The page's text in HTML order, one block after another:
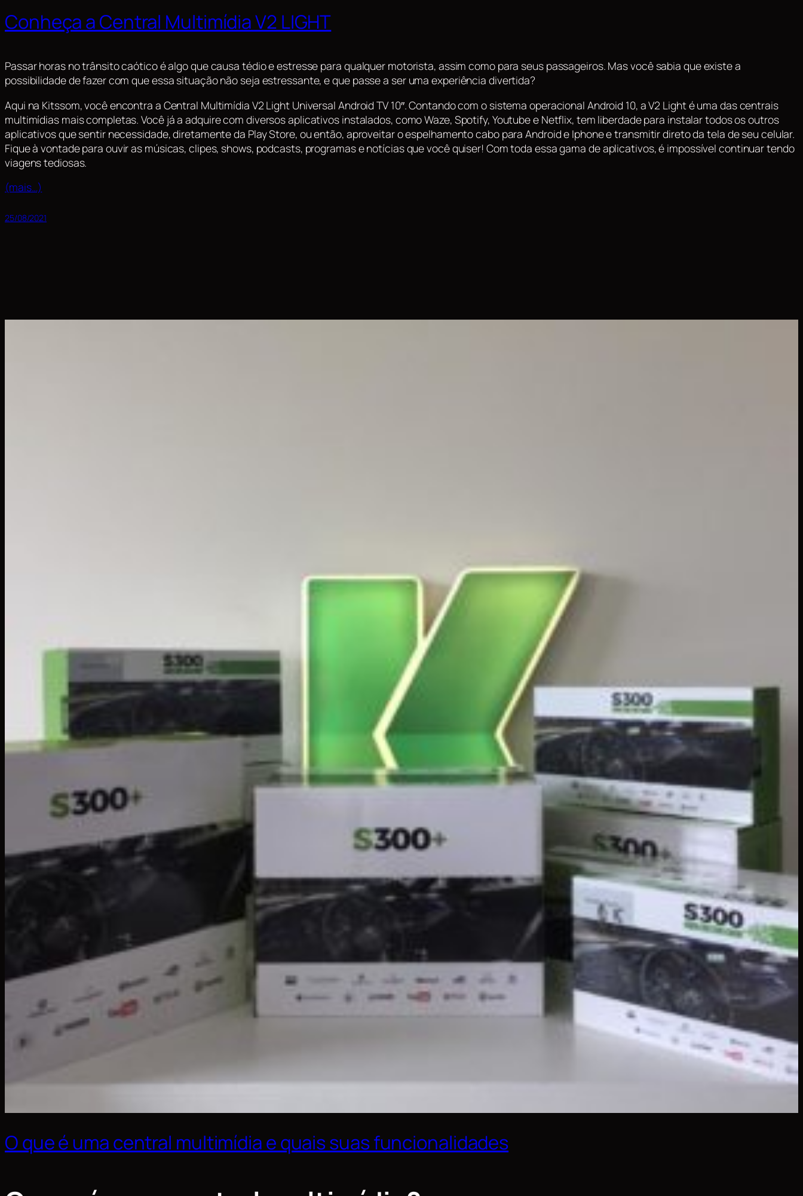
Conheça a Central Multimídia V2 LIGHT
Passar horas no trânsito caótico é algo que causa tédio e estresse para qualquer motorista, assim como para seus passageiros. Mas você sabia que existe a
possibilidade de fazer com que essa situação não seja estressante, e que passe a ser uma experiência divertida?
Aqui na Kitssom, você encontra a Central Multimídia V2 Light Universal Android TV 10″. Contando com o sistema operacional Android 10, a V2 Light é uma das centrais
multimídias mais completas. Você já a adquire com diversos aplicativos instalados, como Waze, Spotify, Youtube e Netflix, tem liberdade para instalar todos os outros
aplicativos que sentir necessidade, diretamente da Play Store, ou então, aproveitar o espelhamento cabo para Android e Iphone e transmitir direto da tela de seu celular.
Fique à vontade para ouvir as músicas, clipes, shows, podcasts, programas e notícias que você quiser! Com toda essa gama de aplicativos, é impossível continuar tendo
viagens tediosas.
(mais…)
25/08/2021
O que é uma central multimídia e quais suas funcionalidades